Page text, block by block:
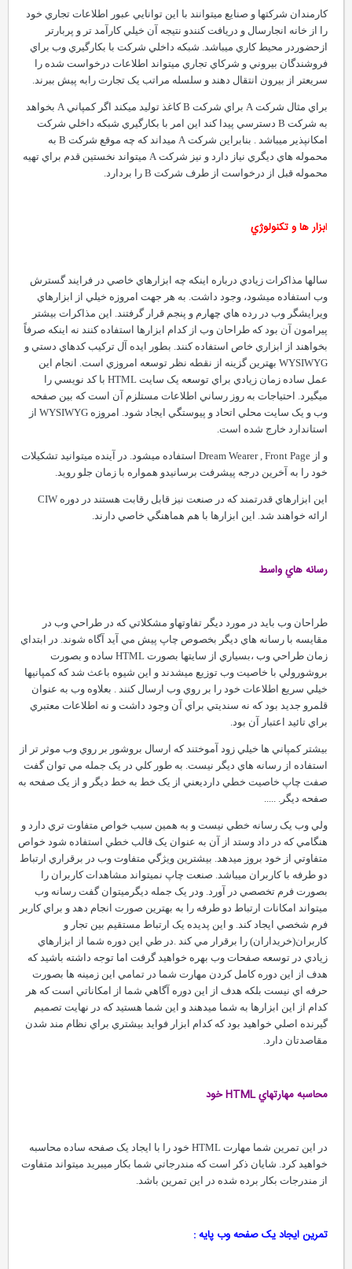
کارمندان شرکتها و صنايع ميتوانند با اين توانايي عبور اطلاعات تجاري خود
را از خانه انجارسال و دريافت کنندو نتيجه آن خيلي کارآمد تر و پربارتر
ازحضوردر محيط کاري ميباشد. شبکه داخلي شرکت با بکارگيري وب براي
فروشندگان بيروني و شرکاي تجاري ميتواند اطلاعات درخواست شده را
سريعتر از بيرون انتقال دهند و سلسله مراتب يک تجارت رابه پيش ببرند.
براي مثال شرکت A براي شرکت B کاغذ توليد ميکند اگر کمپاني A بخواهد
به شرکت B دسترسي پيدا کند اين امر با بکارگيري شبکه داخلي شرکت
امکانپذير ميباشد . بنابراين شرکت A ميداند که چه موقع شرکت B به
محموله هاي ديگري نياز دارد و نيز شرکت A ميتواند نخستين قدم براي تهيه
محموله قبل از درخواست از طرف شرکت B را بردارد.
بزار ها و تکنولوژي
سالها مذاکرات زيادي درباره اينکه چه ابزارهاي خاصي در فرايند گسترش
وب استفاده ميشود، وجود داشت. به هر جهت امروزه خيلي از ابزارهاي
ويرايشگر وب در رده هاي چهارم و پنجم قرار گرفتند. اين مذاکرات بيشتر
پيرامون آن بود که طراحان وب از کدام ابزارها استفاده کنند نه اينکه صرفاً
بخواهند از ابزاري خاص استفاده کنند. بطور ايده آل ترکيب کدهاي دستي و
WYSIWYG بهترين گزينه از نقطه نظر توسعه امروزي است. انجام اين
عمل ساده زمان زيادي براي توسعه يک سايت HTML با کد نويسي را
ميگيرد. احتياجات به روز رساني اطلاعات مستلزم آن است که بين صفحه
وب و يک سايت محلي اتحاد و پيوستگي ايجاد شود. امروزه WYSIWYG از
استاندارد خارج شده است.
و از Dream Wearer , Front Page استفاده ميشود. در آينده ميتوانيد تشکيلات
خود را به آخرين درجه پيشرفت برسانيدو همواره با زمان جلو رويد.
اين ابزارهاي قدرتمند که در صنعت نيز قابل رقابت هستند در دوره CIW
ارائه خواهند شد. اين ابزارها با هم هماهنگي خاصي دارند.
رسانه هاي واسط
طراحان وب بايد در مورد ديگر تفاوتهاو مشکلاتي که در طراحي وب در
مقايسه با رسانه هاي ديگر بخصوص چاپ پيش مي آيد آگاه شوند. در ابتداي
زمان طراحي وب ،بسياري از سايتها بصورت HTML ساده و بصورت
بروشورولي با خاصيت وب توزيع ميشدند و اين شيوه باعث شد که کمپانيها
خيلي سريع اطلاعات خود را بر روي وب ارسال کنند . بعلاوه وب به عنوان
قلمرو جديد بود که نه سنديتي براي آن وجود داشت و نه اطلاعات معتبري
براي تائيد اعتبار آن بود.
بيشتر کمپاني ها خيلي زود آموختند که ارسال بروشور بر روي وب موثر تر از
استفاده از رسانه هاي ديگر نيست. به طور کلي در يک جمله مي توان گفت
صفت چاپ خاصيت خطي دارديعني از يک خط به خط ديگر و از يک صفحه به
صفحه ديگر. .....
ولي وب يک رسانه خطي نيست و به همين سبب خواص متفاوت تري دارد و
هنگامي که در داد وستد از آن به عنوان يک قالب خطي استفاده شود خواص
متفاوتي از خود بروز ميدهد. بيشترين ويژگي متفاوت وب در برقراري ارتباط
دو طرفه با کاربران ميباشد. صنعت چاپ نميتواند مشاهدات کاربران را
بصورت فرم تخصصي در آورد. ودر يک جمله ديگرميتوان گفت رسانه وب
ميتواند امکانات ارتباط دو طرفه را به بهترين صورت انجام دهد و براي کاربر
فرم شخصي ايجاد کند. و اين پديده يک ارتباط مستقيم بين تجار و
کاربران(خريداران) را برقرار مي کند .در طي اين دوره شما از ابزارهاي
زيادي در توسعه صفحات وب بهره خواهيد گرفت اما توجه داشته باشيد که
هدف از اين دوره کامل کردن مهارت شما در تمامي اين زمينه ها بصورت
حرفه اي نيست بلکه هدف از اين دوره آگاهي شما از امکاناتي است که هر
کدام از اين ابزارها به شما ميدهند و اين شما هستيد که در نهايت تصميم
گيرنده اصلي خواهيد بود که کدام ابزار فوايد بيشتري براي نظام مند شدن
مقاصدتان دارد.
محاسبه مهارتهاي HTML خود
در اين تمرين شما مهارت HTML خود را با ايجاد يک صفحه ساده محاسبه
خواهيد کرد. شايان ذکر است که مندرجاتي شما بکار ميبريد ميتواند متفاوت
از مندرجات بکار برده شده در اين تمرين باشد.
تمرين ايجاد يک صفحه وب پايه :